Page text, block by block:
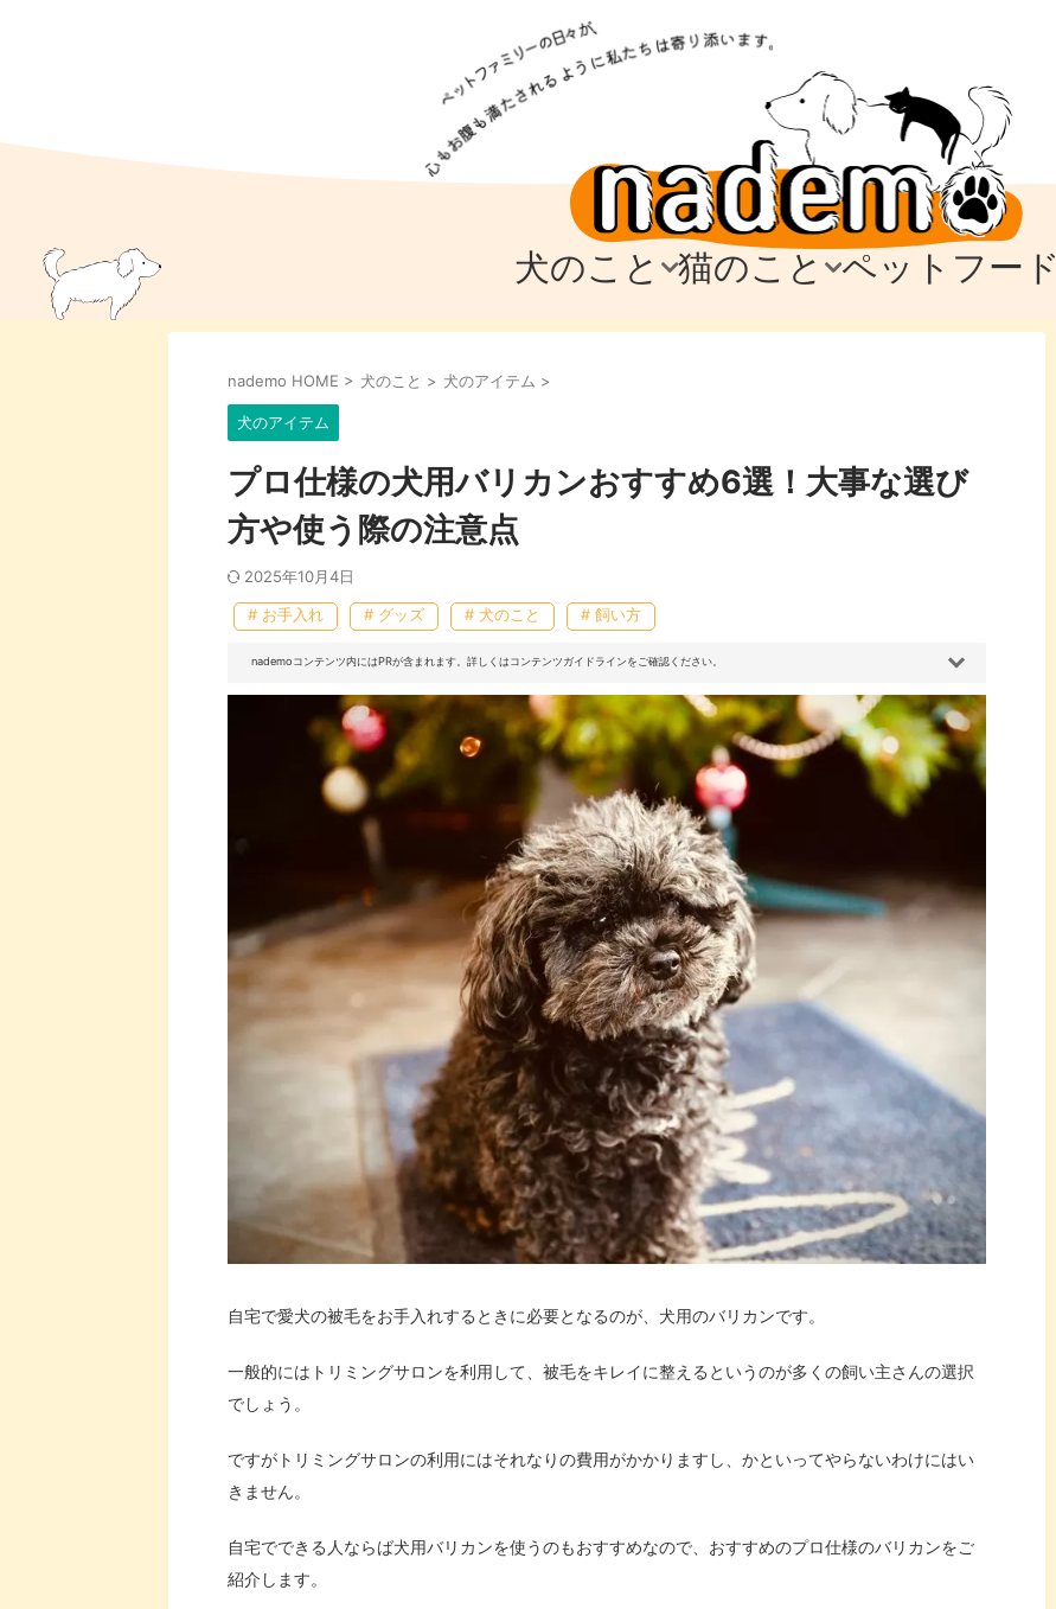
犬のこと
犬のこと
犬のしつけ
犬のアイテム
猫のこと
猫のこと
猫のしつけ
猫のアイテム
ペットフード
ペットフード
nademo HOME > 犬のこと > 犬のアイテム >
犬のアイテム
プロ仕様の犬用バリカンおすすめ6選！大事な選び
方や使う際の注意点
2025年10月4日
# お手入れ # グッズ # 犬のこと # 飼い方
nademoコンテンツ内にはPRが含まれます。詳しくはコンテンツガイドラインをご確認ください。
自宅で愛犬の被毛をお手入れするときに必要となるのが、犬用のバリカンです。
一般的にはトリミングサロンを利用して、被毛をキレイに整えるというのが多くの飼い主さんの選択
でしょう。
ですがトリミングサロンの利用にはそれなりの費用がかかりますし、かといってやらないわけにはい
きません。
自宅でできる人ならば犬用バリカンを使うのもおすすめなので、おすすめのプロ仕様のバリカンをご
紹介します。